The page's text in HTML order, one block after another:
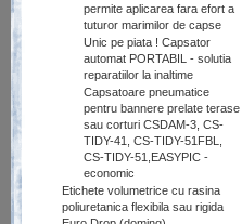
permite aplicarea fara efort a
tuturor marimilor de capse
Unic pe piata ! Capsator
automat PORTABIL - solutia
reparatiilor la inaltime
Capsatoare pneumatice
pentru bannere prelate terase
sau corturi CSDAM-3, CS-
TIDY-41, CS-TIDY-51FBL,
CS-TIDY-51,EASYPIC -
economic
Etichete volumetrice cu rasina
poliuretanica flexibila sau rigida